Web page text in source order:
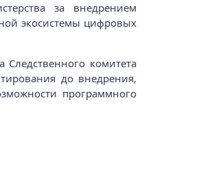
за внедрением
экосистемы цифровых
Следственного комитета
до внедрения,
программного